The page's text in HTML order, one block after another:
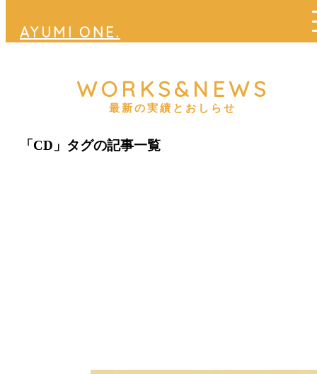
AYUMI ONE.
WORKS&NEWS
最新の実績とおしらせ
「CD」タグの記事一覧